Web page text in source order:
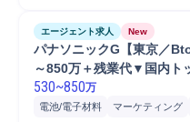
エージェント求人 New
パナソニックG【東京／
～850万＋残業代▼国内ト
530~850万
電池/電子材料 マーケティング